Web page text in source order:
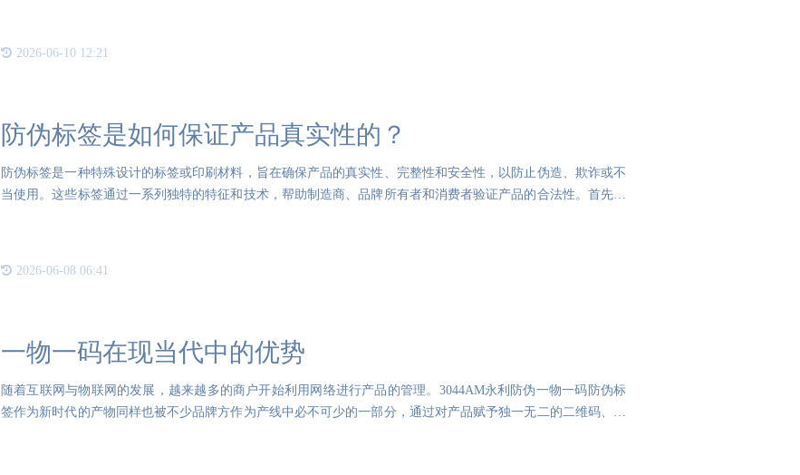
2026-06-10 12:21
防伪标签是如何保证产品真实性的？
防伪标签是一种特殊设计的标签或印刷材料，旨在确保产品的真实性、完整性和安全性，以防止伪造、欺诈或不
当使用。这些标签通过一系列独特的特征和技术，帮助制造商、品牌所有者和消费者验证产品的合法性。首先，
2026-06-08 06:41
一物一码在现当代中的优势
随着互联网与物联网的发展，越来越多的商户开始利用网络进行产品的管理。3044AM永利防伪一物一码防伪标
签作为新时代的产物同样也被不少品牌方作为产线中必不可少的一部分，通过对产品赋予独一无二的二维码、采